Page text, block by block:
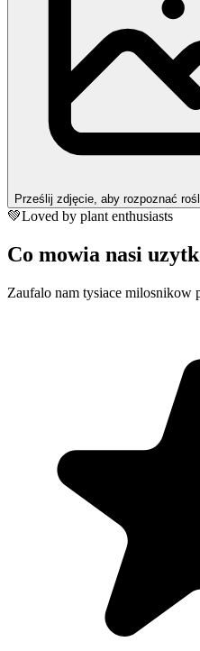
Prześlij zdjęcie, aby rozpoznać
💚Loved by plant enthusiasts
Co mowia nasi
Zaufalo nam tysiace milosnikow